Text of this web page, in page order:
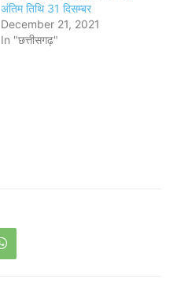
अंतिम तिथि 31 दिसम्बर
December 21, 2021
In "छत्तीसगढ़"